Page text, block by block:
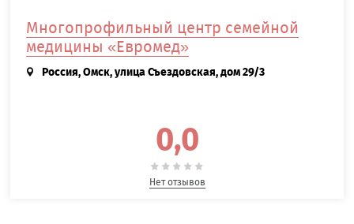
Многопрофильный центр семейной
медицины «Евромед»
Россия, Омск, улица Съездовская, дом 29/3
0,0
Нет отзывов